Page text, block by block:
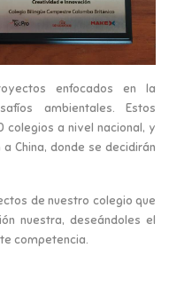
enfocados en la
ambientales. Estos
a nivel nacional, y
China, donde se decidirán
de nuestro colegio que
nuestra, deseándoles el
competencia.